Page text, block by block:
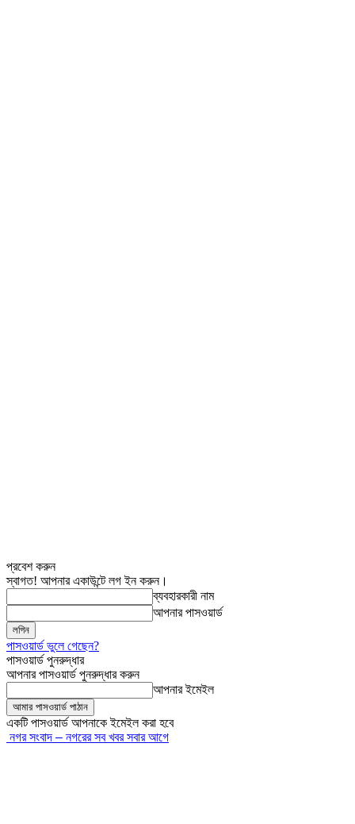
প্রবেশ করুন
স্বাগত! আপনার একাউন্টে লগ ইন করুন।
ব্যবহারকারী নাম
আপনার পাসওয়ার্ড
পাসওয়ার্ড ভুলে গেছেন?
পাসওয়ার্ড পুনরুদ্ধার
আপনার পাসওয়ার্ড পুনরুদ্ধার করুন
আপনার ইমেইল
একটি পাসওয়ার্ড আপনাকে ইমেইল করা হবে
নগর সংবাদ – নগরের সব খবর সবার আগে